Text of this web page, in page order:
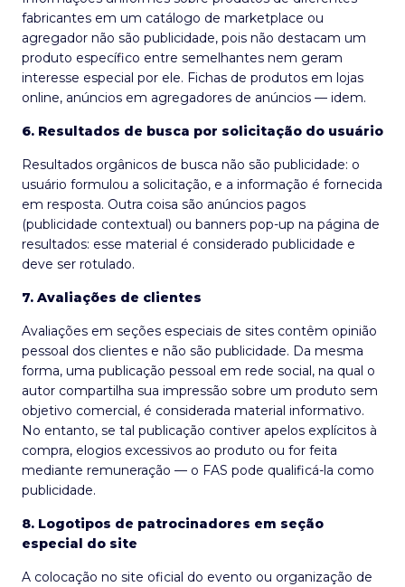
fabricantes em um catálogo de marketplace ou
agregador não são publicidade, pois não destacam um
produto específico entre semelhantes nem geram
interesse especial por ele. Fichas de produtos em lojas
online, anúncios em agregadores de anúncios — idem.
6. Resultados de busca por solicitação do usuário
Resultados orgânicos de busca não são publicidade: o
usuário formulou a solicitação, e a informação é fornecida
em resposta. Outra coisa são anúncios pagos
(publicidade contextual) ou banners pop-up na página de
resultados: esse material é considerado publicidade e
deve ser rotulado.
7. Avaliações de clientes
Avaliações em seções especiais de sites contêm opinião
pessoal dos clientes e não são publicidade. Da mesma
forma, uma publicação pessoal em rede social, na qual o
autor compartilha sua impressão sobre um produto sem
objetivo comercial, é considerada material informativo.
No entanto, se tal publicação contiver apelos explícitos à
compra, elogios excessivos ao produto ou for feita
mediante remuneração — o FAS pode qualificá-la como
publicidade.
8. Logotipos de patrocinadores em seção
especial do site
A colocação no site oficial do evento ou organização de